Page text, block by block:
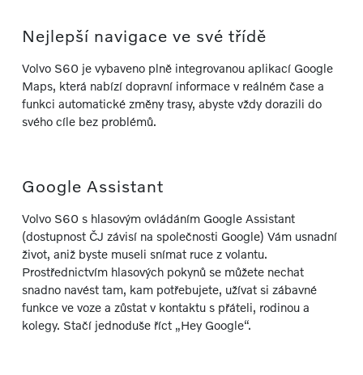
Nejlepší navigace ve své třídě
Volvo S60 je vybaveno plně integrovanou aplikací Google
Maps, která nabízí dopravní informace v reálném čase a
funkci automatické změny trasy, abyste vždy dorazili do
svého cíle bez problémů.
Google Assistant
Volvo S60 s hlasovým ovládáním Google Assistant
(dostupnost ČJ závisí na společnosti Google) Vám usnadní
život, aniž byste museli snímat ruce z volantu.
Prostřednictvím hlasových pokynů se můžete nechat
snadno navést tam, kam potřebujete, užívat si zábavné
funkce ve voze a zůstat v kontaktu s přáteli, rodinou a
kolegy. Stačí jednoduše říct „Hey Google“.